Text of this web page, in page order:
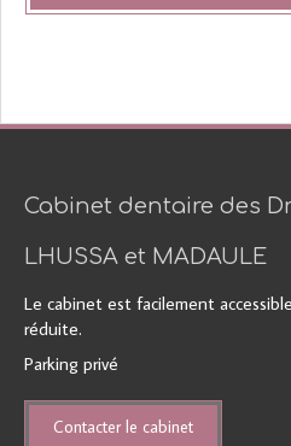
Cabinet dentaire des
LHUSSA et MADAULE
Le cabinet est facilement
réduite.
Parking privé
Contacter le cabinet